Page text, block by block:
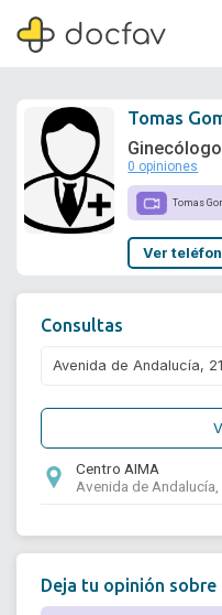
Tomas
Ginecólogo
0 opiniones
Tomas
Ver
Consultas
Centro AIMA
Avenida de
Deja tu opinión